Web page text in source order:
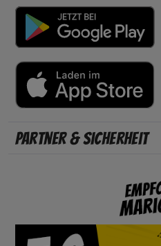
Partner & Sicherheit